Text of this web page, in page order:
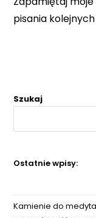
(optional)
pisania
Szukaj
Ostatnie wpisy:
Kamienie do